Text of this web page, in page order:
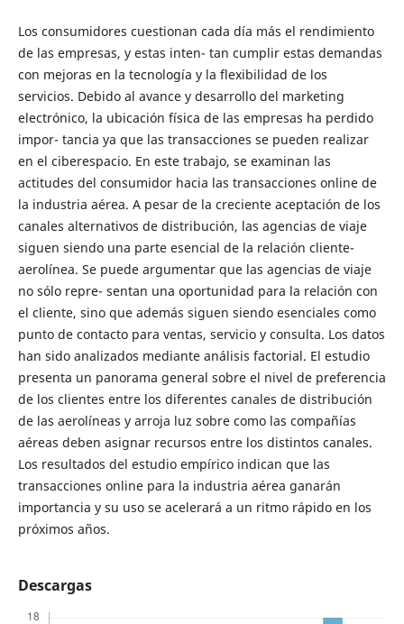
Los consumidores cuestionan cada día más el rendimiento
de las empresas, y estas inten- tan cumplir estas demandas
con mejoras en la tecnología y la flexibilidad de los
servicios. Debido al avance y desarrollo del marketing
electrónico, la ubicación física de las empresas ha perdido
impor- tancia ya que las transacciones se pueden realizar
en el ciberespacio. En este trabajo, se examinan las
actitudes del consumidor hacia las transacciones online de
la industria aérea. A pesar de la creciente aceptación de los
canales alternativos de distribución, las agencias de viaje
siguen siendo una parte esencial de la relación cliente-
aerolínea. Se puede argumentar que las agencias de viaje
no sólo repre- sentan una oportunidad para la relación con
el cliente, sino que además siguen siendo esenciales como
punto de contacto para ventas, servicio y consulta. Los datos
han sido analizados mediante análisis factorial. El estudio
presenta un panorama general sobre el nivel de preferencia
de los clientes entre los diferentes canales de distribución
de las aerolíneas y arroja luz sobre como las compañías
aéreas deben asignar recursos entre los distintos canales.
Los resultados del estudio empírico indican que las
transacciones online para la industria aérea ganarán
importancia y su uso se acelerará a un ritmo rápido en los
próximos años.
Descargas